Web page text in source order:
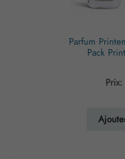
Parfum
Pack
Prix: